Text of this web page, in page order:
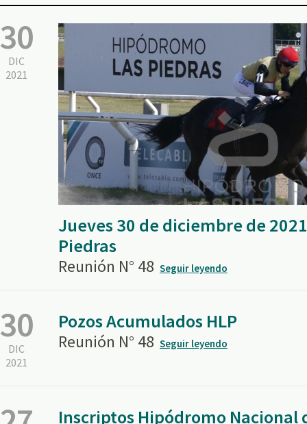
30
DIC
2021
Jueves 30 de diciembre de
Piedras
Reunión N° 48 Seguir leyendo
30
DIC
2021
Pozos Acumulados HLP
Reunión N° 48 Seguir leyendo
Inscriptos Hipódromo Nacional